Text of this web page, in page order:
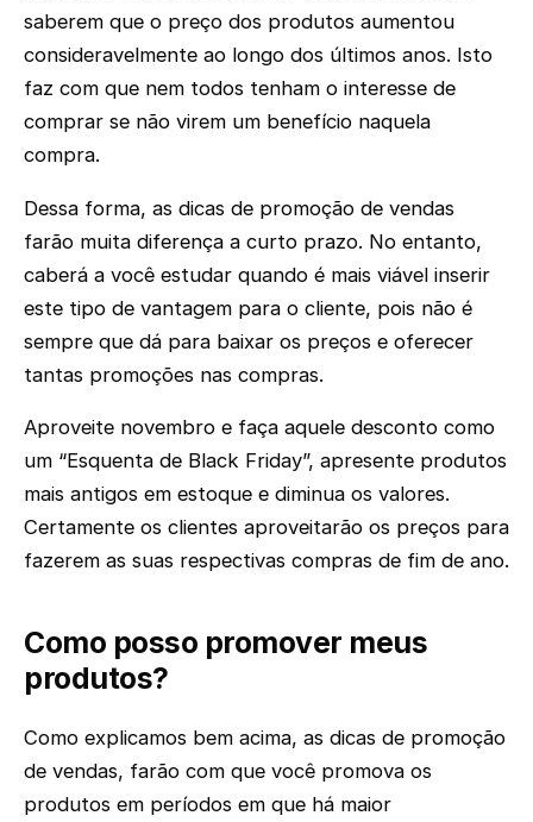
saberem que o preço dos produtos aumentou
consideravelmente ao longo dos últimos anos. Isto
faz com que nem todos tenham o interesse de
comprar se não virem um benefício naquela
compra.
Dessa forma, as dicas de promoção de vendas
farão muita diferença a curto prazo. No entanto,
caberá a você estudar quando é mais viável inserir
este tipo de vantagem para o cliente, pois não é
sempre que dá para baixar os preços e oferecer
tantas promoções nas compras.
Aproveite novembro e faça aquele desconto como
um “Esquenta de Black Friday”, apresente produtos
mais antigos em estoque e diminua os valores.
Certamente os clientes aproveitarão os preços para
fazerem as suas respectivas compras de fim de ano.
Como posso promover meus
produtos?
Como explicamos bem acima, as dicas de promoção
de vendas, farão com que você promova os
produtos em períodos em que há maior